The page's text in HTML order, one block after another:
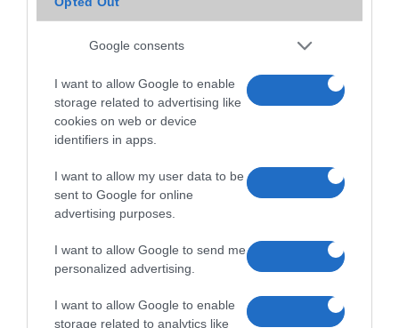
Google consents
I want to allow Google to enable
storage related to advertising like
cookies on web or device
identifiers in apps.
I want to allow my user data to be
sent to Google for online
advertising purposes.
I want to allow Google to send me
personalized advertising.
I want to allow Google to enable
storage related to analytics like
és nem tévedés.
Megerősítve az iPhone X és az iPhone 8
| 9to5Mac
Az iOS 11 firmware legújabb változata megerősítette a holnap érkező